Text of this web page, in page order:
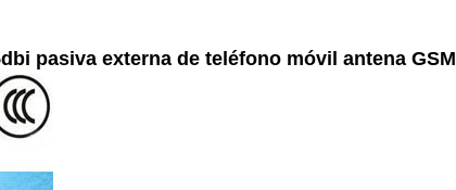
pasiva externa de teléfono móvil antena GSM